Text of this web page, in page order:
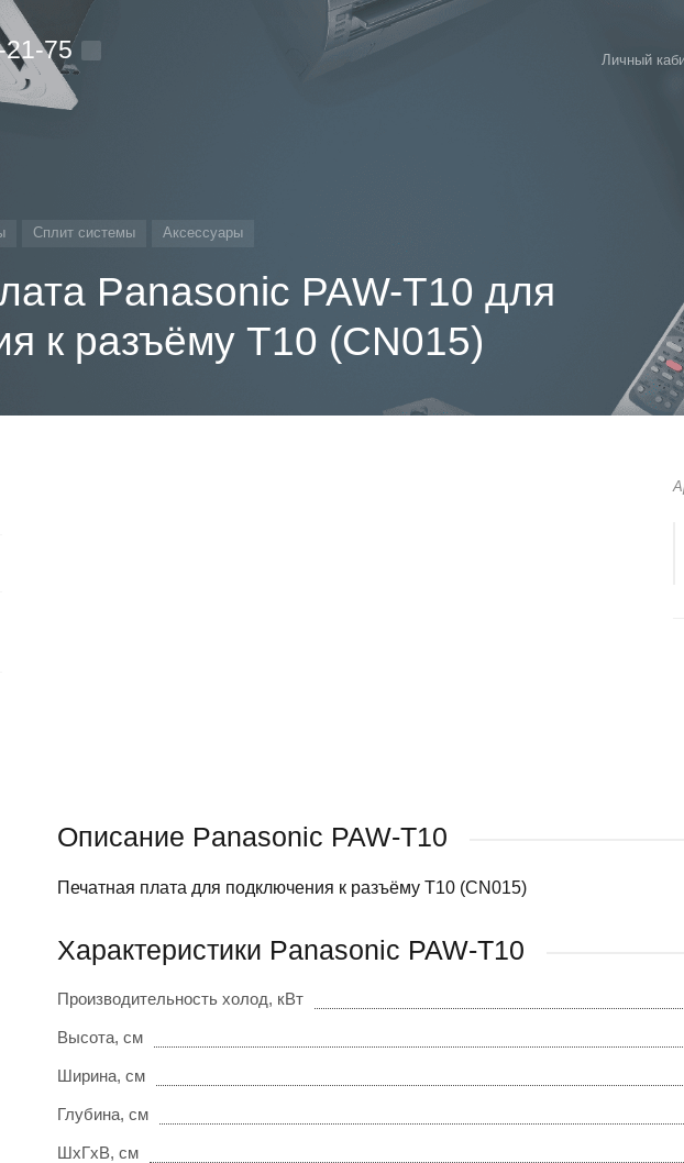
21-75 Личный
Сплит системы Аксессуары
Panasonic PAW-T10 для
к разъёму T10 (CN015)
Описание Panasonic PAW-T10
Печатная плата для подключения к разъёму T10 (CN015)
Характеристики Panasonic PAW-T10
Производительность холод, кВт
Высота, см
Ширина, см
Глубина, см
ШxГxВ, см